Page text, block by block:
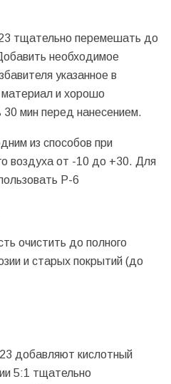
тщательно перемешать до
необходимое
указанное в
материал и хорошо
мин перед нанесением.
из способов при
воздуха от -10 до +30. Для
Р-6
очистить до полного
и старых покрытий (до
добавляют кислотный
5:1 тщательно